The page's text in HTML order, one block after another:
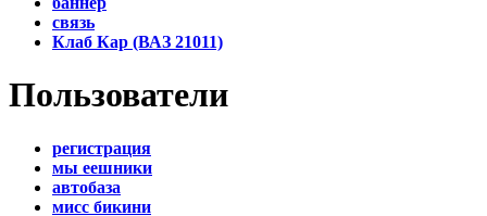
связь
Клаб Кар (ВАЗ 21011)
Пользователи
регистрация
мы еешники
автобаза
мисс бикини